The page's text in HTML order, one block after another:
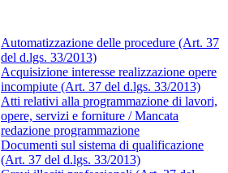
Automatizzazione delle procedure (Art. 37
del d.lgs. 33/2013)
Acquisizione interesse realizzazione opere
incompiute (Art. 37 del d.lgs. 33/2013)
Atti relativi alla programmazione di lavori,
opere, servizi e forniture / Mancata
redazione programmazione
Documenti sul sistema di qualificazione
(Art. 37 del d.lgs. 33/2013)